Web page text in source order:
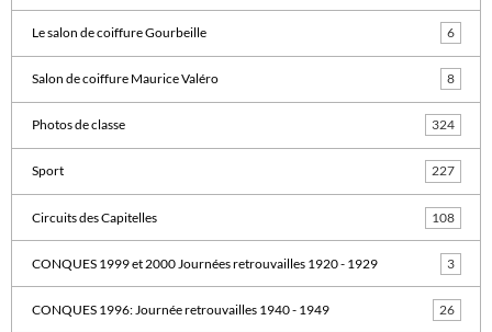
Le salon de coiffure Gourbeille 6
Salon de coiffure Maurice Valéro 8
Photos de classe 324
Sport 227
Circuits des Capitelles 108
CONQUES 1999 et 2000 Journées retrouvailles 1920 - 1929 3
CONQUES 1996: Journée retrouvailles 1940 - 1949 26